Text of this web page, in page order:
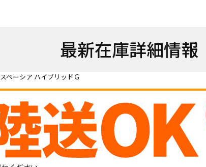
最新在庫詳細情報
スペーシア ハイブリッドＧ